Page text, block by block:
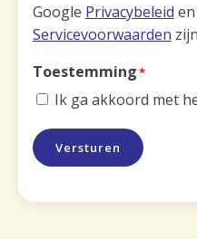
Google Privacybeleid
Servicevoorwaarden
Toestemming*
Ik ga akkoord met
Versturen